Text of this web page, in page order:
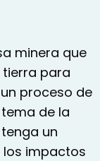
minera que
para
proceso de
de la
un
impactos